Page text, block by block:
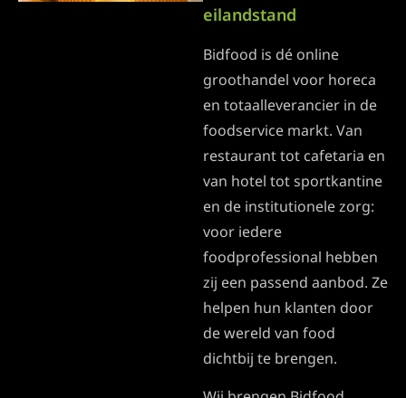
eilandstand
Bidfood is dé online
groothandel voor horeca
en totaalleverancier in de
foodservice markt. Van
restaurant tot cafetaria en
van hotel tot sportkantine
en de institutionele zorg:
voor iedere
foodprofessional hebben
zij een passend aanbod. Ze
helpen hun klanten door
de wereld van food
dichtbij te brengen.